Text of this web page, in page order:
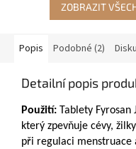
ZOBRAZIT
Popis Podobné (2)
Detailní popis
Použití: Tablety Fyrosan
který zpevňuje cévy,
při regulaci menstruace